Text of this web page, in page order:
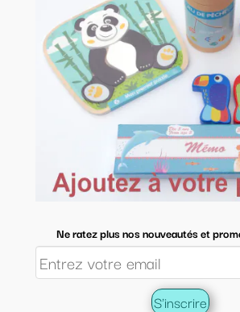
Ne ratez plus nos nouveautés et